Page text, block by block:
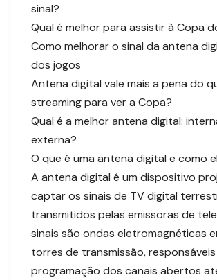
sinal?
Qual é melhor para assistir à Copa
Como melhorar o sinal da antena
dos jogos
Antena digital vale mais a pena do
streaming para ver a Copa?
Qual é a melhor antena digital:
externa?
O que é uma antena digital e como
A antena digital é um dispositivo
captar os sinais de TV digital
transmitidos pelas emissoras de
sinais são ondas eletromagnéticas
torres de transmissão,
programação dos canais abertos